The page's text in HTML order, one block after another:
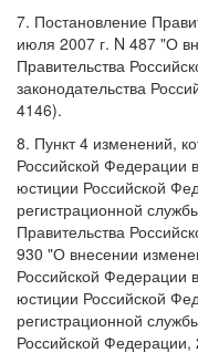
7. Постановление
июля 2007 г. N 487 "О
Правительства
законодательства
4146).
8. Пункт 4 изменений,
Российской Федерации
юстиции Российской
регистрационной
Правительства
930 "О внесении
Российской Федерации
юстиции Российской
регистрационной
Российской Федерации,